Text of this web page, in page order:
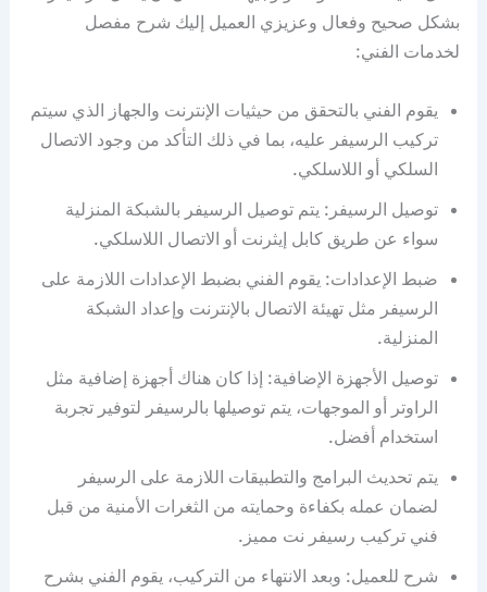
بشكل صحيح وفعال وعزيزي العميل إليك شرح مفصل
لخدمات الفني:
يقوم الفني بالتحقق من حيثيات الإنترنت والجهاز الذي سيتم
تركيب الرسيفر عليه، بما في ذلك التأكد من وجود الاتصال
السلكي أو اللاسلكي.
توصيل الرسيفر: يتم توصيل الرسيفر بالشبكة المنزلية
سواء عن طريق كابل إيثرنت أو الاتصال اللاسلكي.
ضبط الإعدادات: يقوم الفني بضبط الإعدادات اللازمة على
الرسيفر مثل تهيئة الاتصال بالإنترنت وإعداد الشبكة
المنزلية.
توصيل الأجهزة الإضافية: إذا كان هناك أجهزة إضافية مثل
الراوتر أو الموجهات، يتم توصيلها بالرسيفر لتوفير تجربة
استخدام أفضل.
يتم تحديث البرامج والتطبيقات اللازمة على الرسيفر
لضمان عمله بكفاءة وحمايته من الثغرات الأمنية من قبل
فني تركيب رسيفر نت مميز.
شرح للعميل: وبعد الانتهاء من التركيب، يقوم الفني بشرح